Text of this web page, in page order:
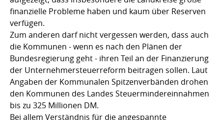
finanzielle Probleme haben und kaum über Reserven
verfügen.
Zum anderen darf nicht vergessen werden, dass auch
die Kommunen - wenn es nach den Plänen der
Bundesregierung geht - ihren Teil an der Finanzierung
der Unternehmersteuerreform beitragen sollen. Laut
Angaben der Kommunalen Spitzenverbänden drohen
den Kommunen des Landes Steuermindereinnahmen
bis zu 325 Millionen DM.
Bei allem Verständnis für die angespannte